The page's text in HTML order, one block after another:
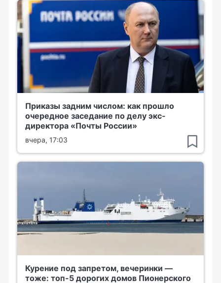
Приказы задним числом: как прошло
очередное заседание по делу экс-
директора «Почты России»
вчера, 17:03
Курение под запретом, вечеринки —
тоже: топ-5 дорогих домов Пионерского